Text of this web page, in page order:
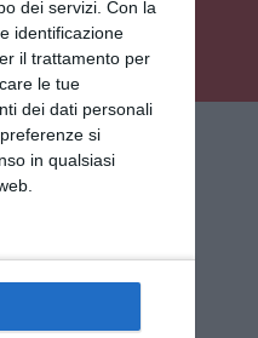
dei servizi. Con la
identificazione
il trattamento per
le tue
dei dati personali
si
in qualsiasi